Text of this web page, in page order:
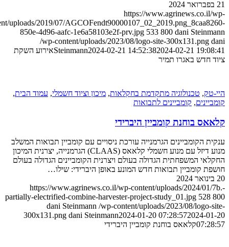
https://
content/uploads/2019/07/
850e-4d96-aafc-1e6a58103e2f-prv.jpg 533 800 dani
/wp-content/uploads/2023/08/logo-site-300x131.png
Steinmann2024-02-21 14:52:382024-02-21
אירוע השקת
חדש באגרו תמיר
,טכנולוגיה מתקדמת בחקלאות,מיכון וציוד חשמלי,עמוד הבית ,
,קומביינים לתבואות
בוחנת קומביין היברידי
הקומביינים הגרמנייה עורכת ניסויים עם קומביין תבואות המשלב
מנוע דיזל עם מנוע חשמלי קלאאס (CLAAS) הגרמנייה, יצרנית המיכון
המשפחתית הגדולה בעולם ויצרנית הקומביינים הגדולה בעולם
קומביין תבואות חדש המונע באופן היברידי: שילו…
https://www.agrinews.co.il/wp-content/uploads/2024/
partially-electrified-combine-harvester-project-study_01.jpg 528
dani Steinmann /wp-content/uploads/2023/08/logo-
300x131.png dani Steinmann2024-01-20 07:28:572024-
קלאאס בוחנת קומביין היברידי